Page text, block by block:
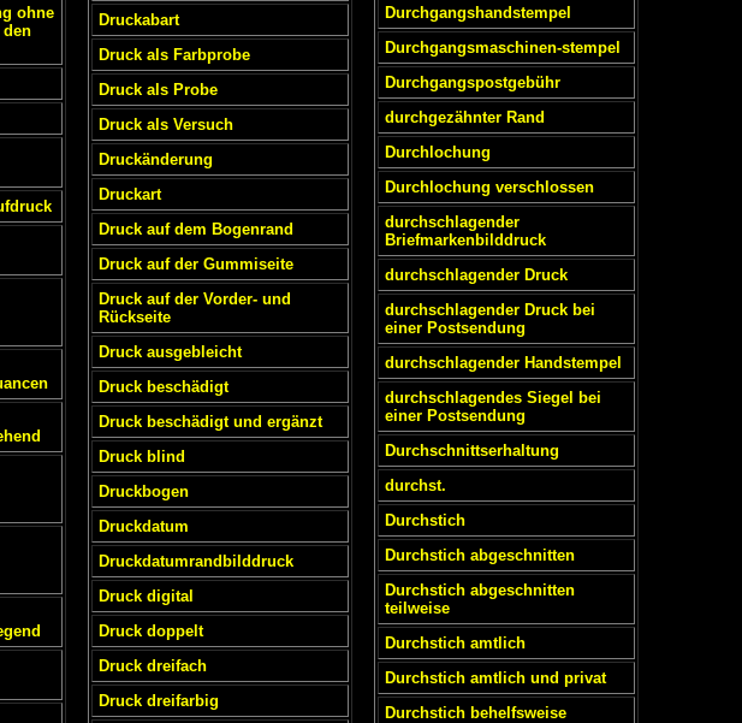
ohne
Druckabart
Druck als Farbprobe
Druck als Probe
Druck als Versuch
Druckänderung
Druckart
Druck auf dem Bogenrand
Druck auf der Gummiseite
Druck auf der Vorder- und
Rückseite
Druck ausgebleicht
Druck beschädigt
Druck beschädigt und ergänzt
Druck blind
Druckbogen
Druckdatum
Druckdatumrandbilddruck
Druck digital
Druck doppelt
Druck dreifach
Druck dreifarbig
Durchgangshandstempel
Durchgangsmaschinen-stempel
Durchgangspostgebühr
durchgezähnter Rand
Durchlochung
Durchlochung verschlossen
durchschlagender
Briefmarkenbilddruck
durchschlagender Druck
durchschlagender Druck bei
einer Postsendung
durchschlagender Handstempel
durchschlagendes Siegel bei
einer Postsendung
Durchschnittserhaltung
durchst.
Durchstich
Durchstich abgeschnitten
Durchstich abgeschnitten
teilweise
Durchstich amtlich
Durchstich amtlich und privat
Durchstich behelfsweise